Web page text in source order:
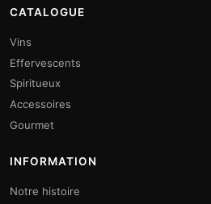
CATALOGUE
Vins
Effervescents
Spiritueux
Accessoires
Gourmet
INFORMATION
Notre histoire